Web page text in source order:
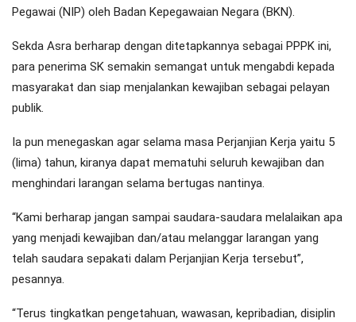
Pegawai (NIP) oleh Badan Kepegawaian Negara (BKN).
Sekda Asra berharap dengan ditetapkannya sebagai PPPK ini,
para penerima SK semakin semangat untuk mengabdi kepada
masyarakat dan siap menjalankan kewajiban sebagai pelayan
publik.
Ia pun menegaskan agar selama masa Perjanjian Kerja yaitu 5
(lima) tahun, kiranya dapat mematuhi seluruh kewajiban dan
menghindari larangan selama bertugas nantinya.
“Kami berharap jangan sampai saudara-saudara melalaikan apa
yang menjadi kewajiban dan/atau melanggar larangan yang
telah saudara sepakati dalam Perjanjian Kerja tersebut”,
pesannya.
“Terus tingkatkan pengetahuan, wawasan, kepribadian, disiplin